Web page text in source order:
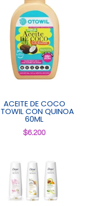
ACEITE DE COCO
CON QUINOA
60ML
$6.200